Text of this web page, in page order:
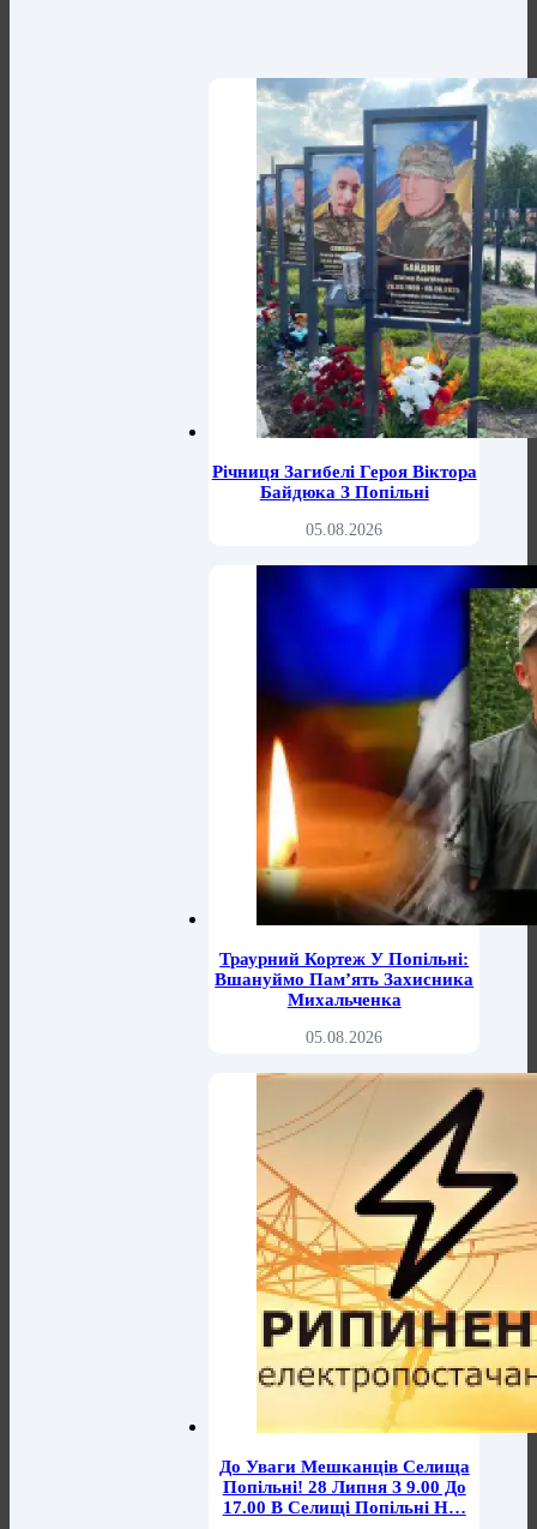
Річниця Загибелі Героя Віктора
Байдюка З Попільні
05.08.2026
Траурний Кортеж У Попільні:
Вшануймо Пам’ять Захисника
Михальченка
05.08.2026
До Уваги Мешканців Селища
Попільні! 28 Липня З 9.00 До
17.00 В Селищі Попільні Н…